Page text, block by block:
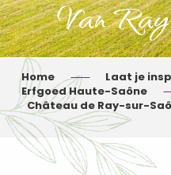
Van
Home
Laat je
Erfgoed Haute-Saône
Château de Ray-sur-